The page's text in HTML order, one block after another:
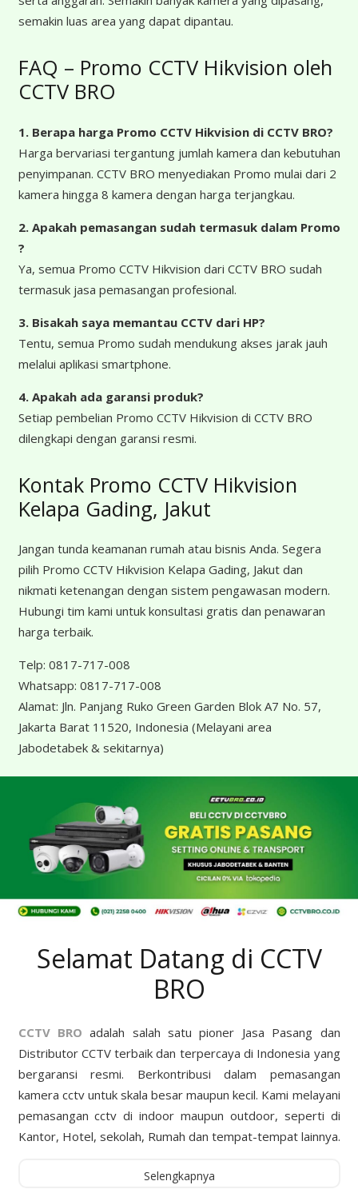
semakin luas area yang dapat dipantau.
FAQ – Promo CCTV Hikvision oleh
CCTV BRO
1. Berapa harga Promo CCTV Hikvision di CCTV BRO?
Harga bervariasi tergantung jumlah kamera dan kebutuhan
penyimpanan. CCTV BRO menyediakan Promo mulai dari 2
kamera hingga 8 kamera dengan harga terjangkau.
2. Apakah pemasangan sudah termasuk dalam Promo
?
Ya, semua Promo CCTV Hikvision dari CCTV BRO sudah
termasuk jasa pemasangan profesional.
3. Bisakah saya memantau CCTV dari HP?
Tentu, semua Promo sudah mendukung akses jarak jauh
melalui aplikasi smartphone.
4. Apakah ada garansi produk?
Setiap pembelian Promo CCTV Hikvision di CCTV BRO
dilengkapi dengan garansi resmi.
Kontak Promo CCTV Hikvision
Kelapa Gading, Jakut
Jangan tunda keamanan rumah atau bisnis Anda. Segera
pilih Promo CCTV Hikvision Kelapa Gading, Jakut dan
nikmati ketenangan dengan sistem pengawasan modern.
Hubungi tim kami untuk konsultasi gratis dan penawaran
harga terbaik.
Telp: 0817-717-008
Whatsapp: 0817-717-008
Alamat: Jln. Panjang Ruko Green Garden Blok A7 No. 57,
Jakarta Barat 11520, Indonesia (Melayani area
Jabodetabek & sekitarnya)
Selamat Datang di CCTV
BRO
CCTV BRO adalah salah satu pioner Jasa Pasang dan
Distributor CCTV terbaik dan terpercaya di Indonesia yang
bergaransi resmi. Berkontribusi dalam pemasangan
kamera cctv untuk skala besar maupun kecil. Kami melayani
pemasangan cctv di indoor maupun outdoor, seperti di
Kantor, Hotel, sekolah, Rumah dan tempat-tempat lainnya.
Selengkapnya